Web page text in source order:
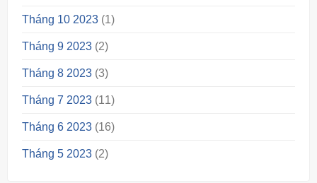
Tháng 10 2023(1)
Tháng 9 2023(2)
Tháng 8 2023(3)
Tháng 7 2023(11)
Tháng 6 2023(16)
Tháng 5 2023(2)